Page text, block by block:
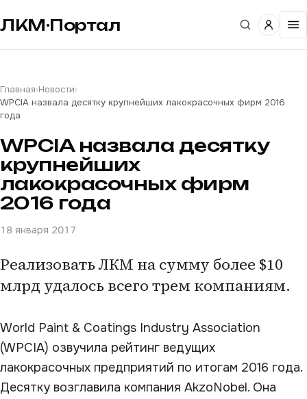
ЛКМ·Портал
Главная›Новости›
WPCIA назвала десятку крупнейших лакокрасочных фирм 2016
года
WPCIA назвала десятку
крупнейших
лакокрасочных фирм
2016 года
18 января 2017
Реализовать ЛКМ на сумму более $10
млрд удалось всего трем компаниям.
World Paint & Coatings Industry Association
(WPCIA) озвучила рейтинг ведущих
лакокрасочных предприятий по итогам 2016 года.
Десятку возглавила компания AkzoNobel. Она